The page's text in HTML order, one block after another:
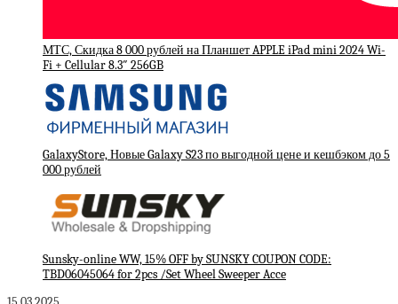
МТС, Скидка 8 000 рублей на Планшет APPLE iPad mini 2024 Wi-
Fi + Cellular 8.3″ 256GB
GalaxyStore, Новые Galaxy S23 по выгодной цене и кешбэком до 5
000 рублей
Sunsky-online WW, 15% OFF by SUNSKY COUPON CODE:
TBD06045064 for 2pcs /Set Wheel Sweeper Acce